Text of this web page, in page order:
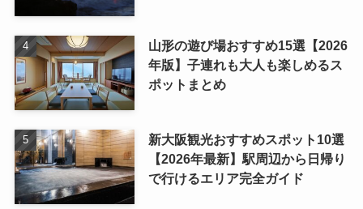
山形の遊び場おすすめ15選【2026
年版】子連れも大人も楽しめるス
ポットまとめ
新大阪観光おすすめスポット10選
【2026年最新】駅周辺から日帰り
で行けるエリア完全ガイド